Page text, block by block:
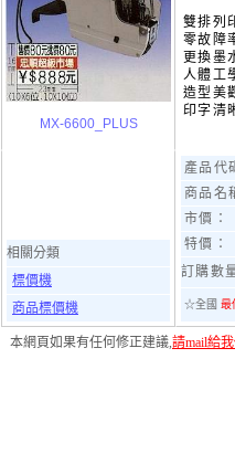
MX-6600_PLUS
雙排列
零故障
更換墨
人體工
造型美
相關分類
標價機
商品標價機
產品代
商品名
市價：
特價：
訂購數
☆全國 最
本網頁如果有任何修正建議,請mail給